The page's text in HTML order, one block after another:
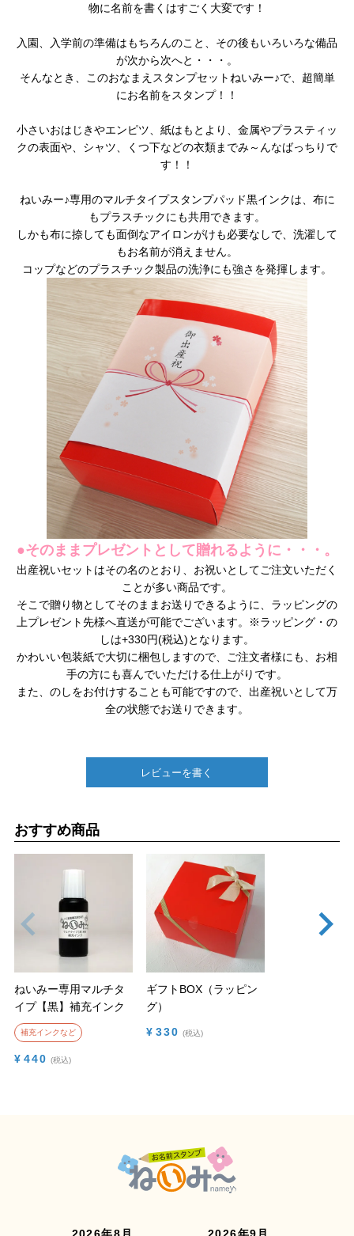
物に名前を書くはすごく大変です！
入園、入学前の準備はもちろんのこと、その後もいろいろな備品
が次から次へと・・・。
そんなとき、このおなまえスタンプセットねいみー♪で、超簡単
にお名前をスタンプ！！
小さいおはじきやエンピツ、紙はもとより、金属やプラスティッ
クの表面や、シャツ、くつ下などの衣類までみ～んなばっちりで
す！！
ねいみー♪専用のマルチタイプスタンプパッド黒インクは、布に
もプラスチックにも共用できます。
しかも布に捺しても面倒なアイロンがけも必要なしで、洗濯して
もお名前が消えません。
コップなどのプラスチック製品の洗浄にも強さを発揮します。
●そのままプレゼントとして贈れるように・・・。
出産祝いセットはその名のとおり、お祝いとしてご注文いただく
ことが多い商品です。
そこで贈り物としてそのままお送りできるように、ラッピングの
上プレゼント先様へ直送が可能でございます。※ラッピング・の
しは+330円(税込)となります。
かわいい包装紙で大切に梱包しますので、ご注文者様にも、お相
手の方にも喜んでいただける仕上がりです。
また、のしをお付けすることも可能ですので、出産祝いとして万
全の状態でお送りできます。
レビューを書く
おすすめ商品
ねいみー専用マルチタ
イプ【黒】補充インク
補充インクなど
¥ 440 税込
ギフトBOX（ラッピン
グ）
¥ 330 税込